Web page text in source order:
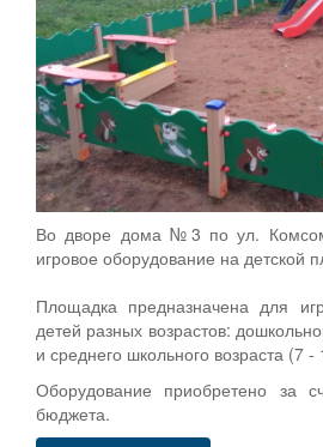
Во дворе дома №3 по ул.
игровое оборудование на детской
Площадка предназначена для
детей разных возрастов:
и среднего школьного возраста (7 -
Оборудование приобретено за
бюджета.